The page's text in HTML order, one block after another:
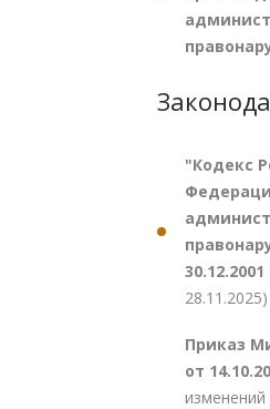
"Кодекс
28.11.2025)
Приказ
от